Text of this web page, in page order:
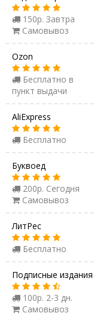
150р. Завтра
Самовывоз
Ozon
Бесплатно в
пункт выдачи
AliExpress
Бесплатно
Буквоед
200р. Сегодня
Самовывоз
ЛитРес
Бесплатно
Подписные издания
100р. 2-3 дн.
Самовывоз